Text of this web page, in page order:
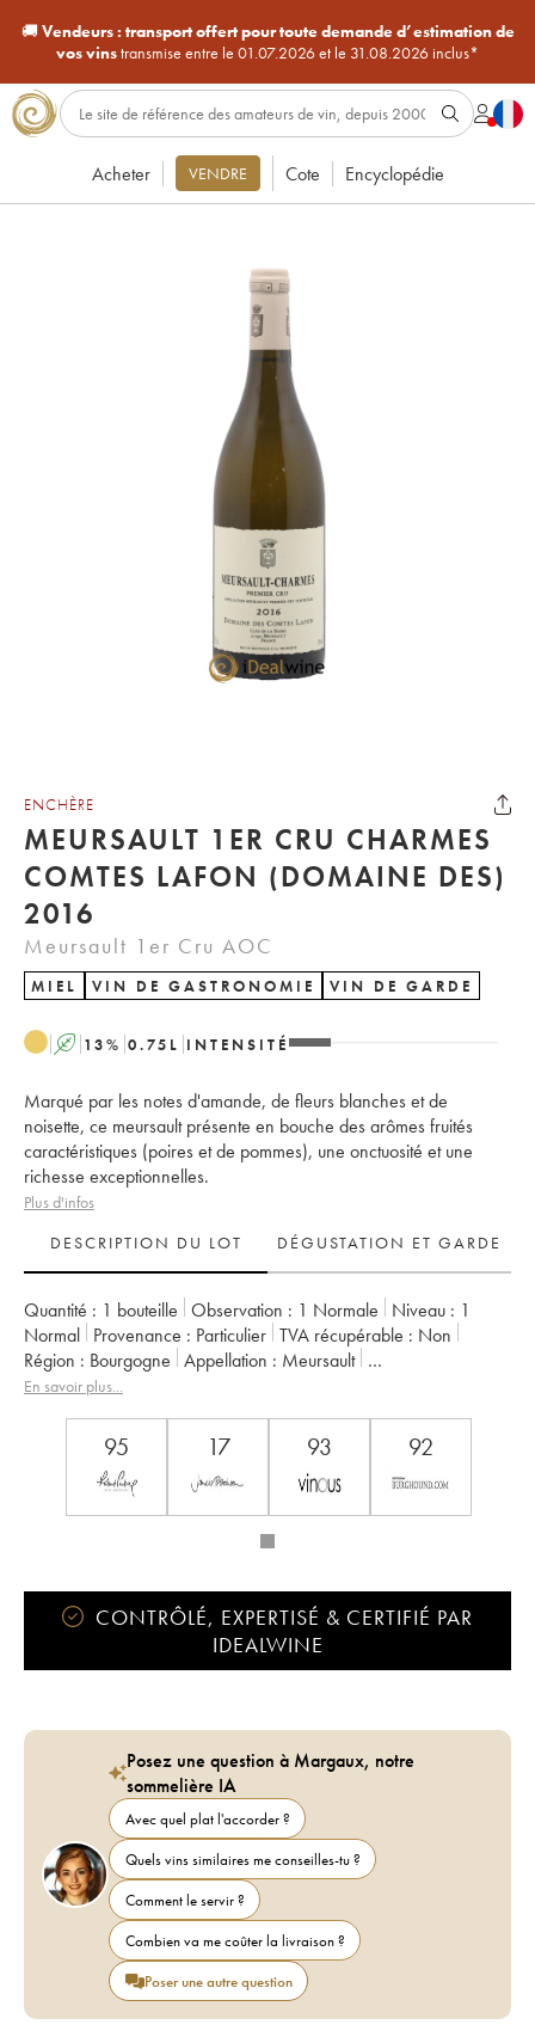
🚚Vendeurs : transport offert pour toute demande d’estimation de
vos vinstransmise entre le 01.07.2026 et le 31.08.2026 inclus*
Acheter VENDRE Cote Encyclopédie
ENCHÈRE
MEURSAULT 1ER CRU CHARMES
COMTES LAFON (DOMAINE DES)
2016
Meursault 1er Cru AOC
MIEL VIN DE GASTRONOMIE VIN DE GARDE
A 13% 0.75 L INTENSITÉ
Marqué par les notes d'amande, de fleurs blanches et de
noisette, ce meursault présente en bouche des arômes fruités
caractéristiques (poires et de pommes), une onctuosité et une
richesse exceptionnelles.
Plus d'infos
DESCRIPTION DU LOT
DÉGUSTATION ET GARDE
Quantité : 1 bouteille Observation : 1 Normale Niveau : 1
Normal
Provenance : particulier TVA récupérable :
non
Région :
Bourgogne Appellation :
Meursault
Classement :
En savoir plus...
95 17 93 92
CONTRÔLÉ, EXPERTISÉ & CERTIFIÉ PAR
IDEALWINE
Posez une question à Margaux, notre
sommelière IA
Avec quel plat l'accorder ?
Quels vins similaires me conseilles-tu ?
Comment le servir ?
Combien va me coûter la livraison ?
Poser une autre question